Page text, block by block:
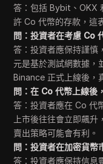
答：包括 Bybit、OKX
許 Co 代幣的存款，這
問：投資者在考慮 Co
答：投資者應保持謹
元是基於測試網數據，
Binance 正式上線後，
問：在 Co 代幣上線後
答：投資者應在 Co 代
上市後往往會立即飆
賣出策略可能會有利。
問：投資者在加密貨幣
答：投資者應保持信息